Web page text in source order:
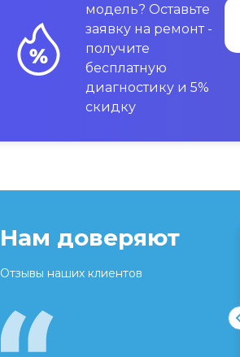
модель? Оставьте
заявку на ремонт -
получите
бесплатную
диагностику и 5%
скидку
Нам доверяют
Отзывы наших клиентов